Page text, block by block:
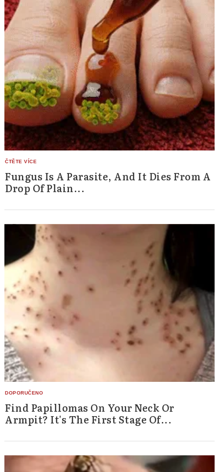
Fungus Is A Parasite, And It Dies From A
Drop Of Plain...
Find Papillomas On Your Neck Or
Armpit? It's The First Stage Of...
Search
for: